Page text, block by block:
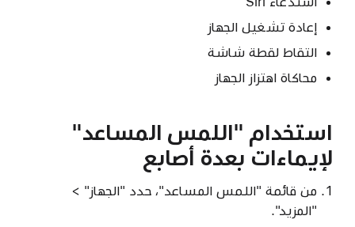
إعادة تشغيل الجهاز
التقاط لقطة شاشة
محاكاة اهتزاز الجهاز
استخدام "اللمس المساعد"
لإيماءات بعدة أصابع
من قائمة "اللمس المساعد"، حدد "الجهاز" >
"المزيد".